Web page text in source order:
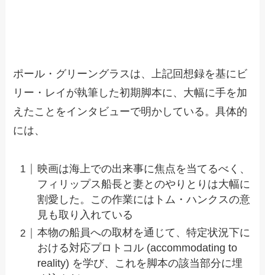
ポール・グリーングラスは、上記回想録を基にビ
リー・レイが執筆した初期脚本に、大幅に手を加
えたことをインタビューで明かしている。具体的
には、
映画は海上での出来事に焦点を当てるべく、
フィリップス船長と妻とのやりとりは大幅に
割愛した。この作業にはトム・ハンクスの意
見も取り入れている
本物の船員への取材を通じて、特定状況下に
おける対応プロトコル (accommodating to
reality) を学び、これを脚本の該当部分に埋